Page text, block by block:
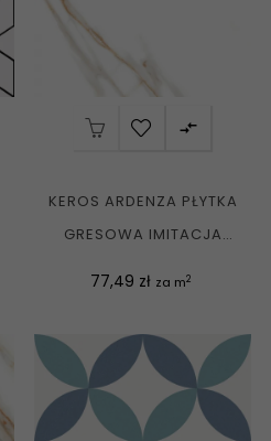

KEROS ARDENZA PŁYTKA
GRESOWA IMITACJA
Cena
77,49 zł za m2